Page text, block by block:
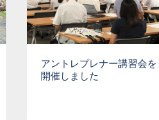
アントレプレナー講習会を
開催しました